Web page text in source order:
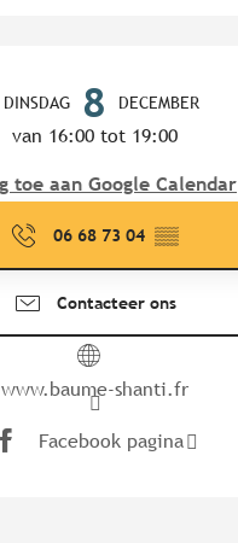
DINSDAG 8 DECEMBER
van 16:00 tot 19:00
toe aan Google Calendar
06 68 73 04 ▒▒
Contacteer ons
www.baume-shanti.fr
Facebook pagina